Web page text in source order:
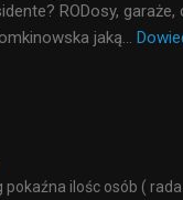
RODosy,
jaką…
pokaźna ilośc osób (